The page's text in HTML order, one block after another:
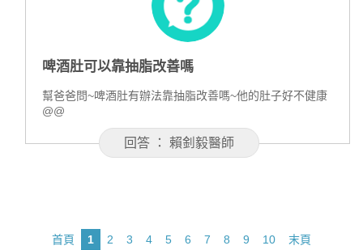
啤酒肚可以靠抽脂改善嗎
幫爸爸問~啤酒肚有辦法靠抽脂改善嗎~他的肚子好不健康
@@
回答 ： 賴釗毅醫師
首頁 1 2 3 4 5 6 7 8 9 10 末頁